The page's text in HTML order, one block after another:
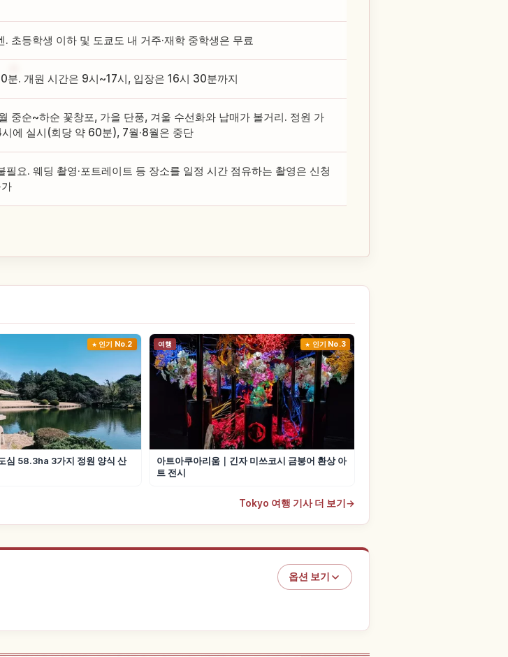
초등학생 이하 및 도쿄도 내 거주·재학 중학생은 무료
분. 개원 시간은 9시~17시, 입장은 16시 30분까지
중순~하순 꽃창포, 가을 단풍, 겨울 수선화와 납매가 볼거리. 정원 가
시에 실시(회당 약 60분), 7월·8월은 중단
필요. 웨딩 촬영·포트레이트 등 장소를 일정 시간 점유하는 촬영은 신청
인기 No.2
심 58.3ha 3가지 정원 양식 산
여행 인기 No.3
아트아쿠아리움｜긴자 미쓰코시 금붕어 환상 아
트 전시
Tokyo 여행 기사 더 보기 →
옵션 보기